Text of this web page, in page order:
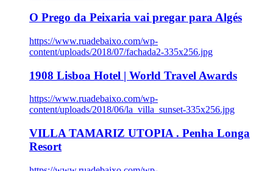
O Prego da Peixaria vai pregar para Algés
https://www.ruadebaixo.com/wp-
content/uploads/2018/07/fachada2-335x256.jpg
1908 Lisboa Hotel | World Travel Awards
https://www.ruadebaixo.com/wp-
content/uploads/2018/06/la_villa_sunset-335x256.jpg
VILLA TAMARIZ UTOPIA . Penha Longa
Resort